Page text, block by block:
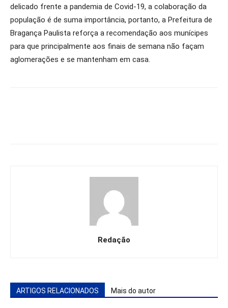
delicado frente a pandemia de Covid-19, a colaboração da
população é de suma importância, portanto, a Prefeitura de
Bragança Paulista reforça a recomendação aos munícipes
para que principalmente aos finais de semana não façam
aglomerações e se mantenham em casa.
Redação
ARTIGOS RELACIONADOS Mais do autor